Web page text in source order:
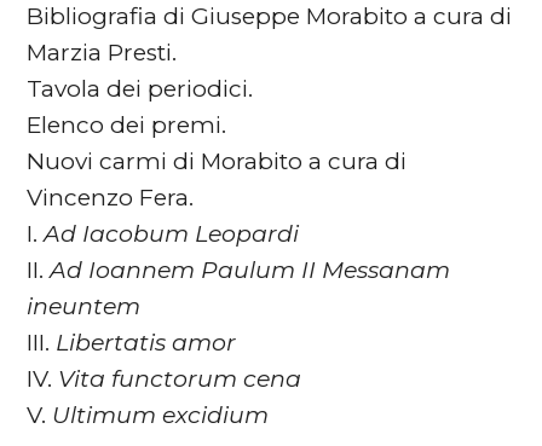
Bibliografia di Giuseppe Morabito a cura di
Marzia Presti.
Tavola dei periodici.
Elenco dei premi.
Nuovi carmi di Morabito a cura di
Vincenzo Fera.
I.Ad Iacobum Leopardi
II.Ad Ioannem Paulum II Messanam
ineuntem
III. Libertatis amor
IV. Vita functorum cena
V. Ultimum excidium